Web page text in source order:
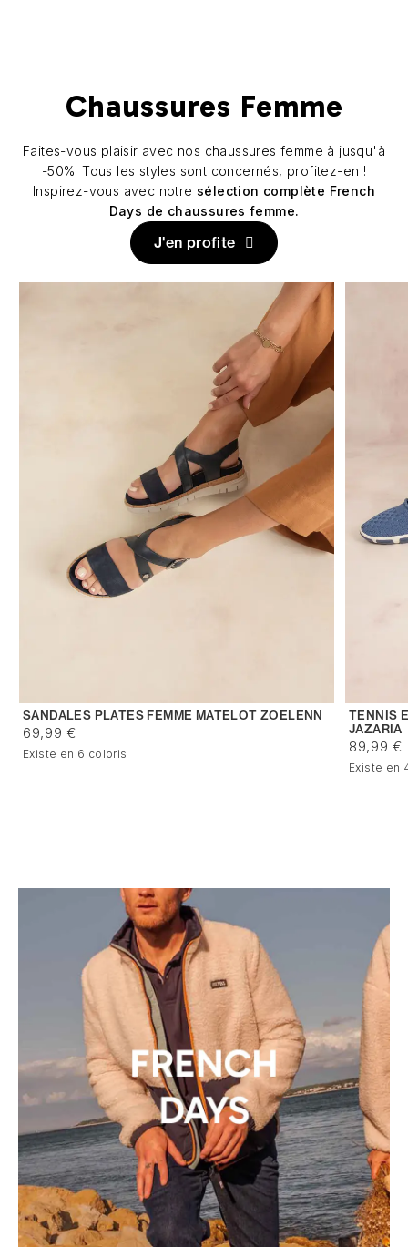
Chaussures Femme
Faites-vous plaisir avec nos chaussures femme à jusqu'à
-50%. Tous les styles sont concernés, profitez-en !
Inspirez-vous avec notre sélection complète French
Days de chaussures femme.
J'en profite
SANDALES PLATES FEMME MATELOT ZOELENN
69,99 €
Existe en 6 coloris
TENNIS
JAZARIA
89,99 €
Existe en